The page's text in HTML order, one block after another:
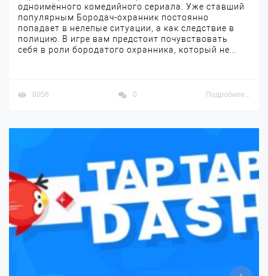
одноимённого комедийного сериала. Уже ставший
популярным Бородач-охранник постоянно
попадает в нелепые ситуации, а как следствие в
полицию. В игре вам предстоит почувствовать
себя в роли бородатого охранника, который не...
8056 0 Подробнее...